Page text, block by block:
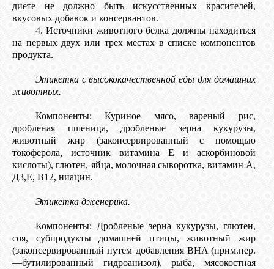
СВЯЗЬ
VK
диете не должно быть искусственных красителей,
вкусовых добавок и консервантов.
4. Источники животного белка должны находиться
на первых двух или трех местах в списке компонентов
продукта.
Этикетка с высококачественной еды для домашних
животных.
Компоненты: Куриное мясо, вареный рис,
дробленая пшеница, дробленые зерна кукурузы,
животный жир (законсервированный с помощью
токоферола, источник витамина Е и аскорбиновой
кислоты), глютен, яйца, молочная сыворотка, витамин А,
Д3,Е, В12, ниацин.
Этикетка дженерика.
Компоненты: Дробленые зерна кукурузы, глютен,
соя, субпродукты домашней птицы, животный жир
(законсервированный путем добавления BHA (прим.пер.
—бутилированный гидроанизол), рыба, мяcокостная